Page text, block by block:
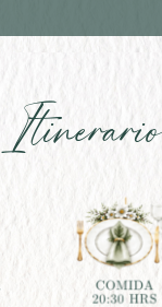
Itinerario